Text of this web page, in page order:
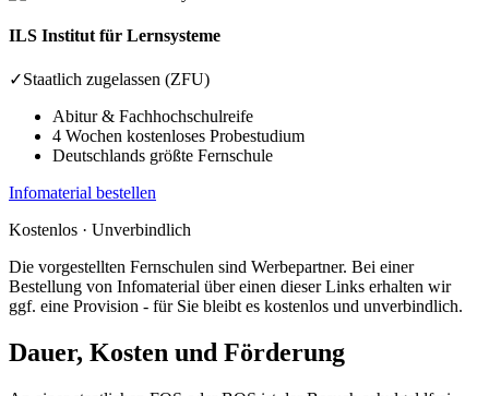
ILS Institut für Lernsysteme
✓Staatlich zugelassen (ZFU)
Abitur & Fachhochschulreife
4 Wochen kostenloses Probestudium
Deutschlands größte Fernschule
Infomaterial bestellen
Kostenlos · Unverbindlich
Die vorgestellten Fernschulen sind Werbepartner. Bei einer
Bestellung von Infomaterial über einen dieser Links erhalten wir
ggf. eine Provision - für Sie bleibt es kostenlos und unverbindlich.
Dauer, Kosten und Förderung